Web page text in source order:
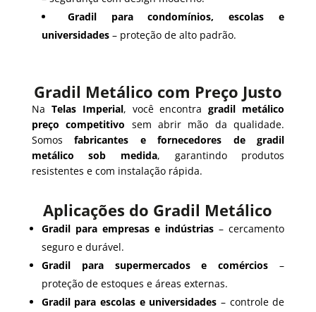
Gradil para condomínios, escolas e
universidades– proteção de alto padrão.
Gradil Metálico com Preço Justo
Na Telas Imperial, você encontragradil metálico
preço competitivo sem abrir mão da qualidade.
Somosfabricantes e fornecedores de gradil
metálico sob medida, garantindo produtos
resistentes e com instalação rápida.
Aplicações do Gradil Metálico
Gradil para empresas e indústrias – cercamento
seguro e durável.
Gradil para supermercados e comércios –
proteção de estoques e áreas externas.
Gradil para escolas e universidades – controle de